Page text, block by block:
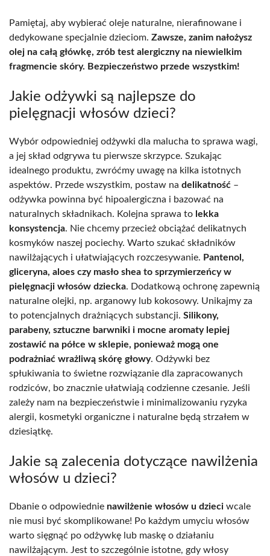
Pamiętaj, aby wybierać oleje naturalne, nierafinowane i
dedykowane specjalnie dzieciom. Zawsze, zanim nałożysz
olej na całą główkę, zrób test alergiczny na niewielkim
fragmencie skóry. Bezpieczeństwo przede wszystkim!
Jakie odżywki są najlepsze do
pielęgnacji włosów dzieci?
Wybór odpowiedniej odżywki dla malucha to sprawa wagi,
a jej skład odgrywa tu pierwsze skrzypce. Szukając
idealnego produktu, zwróćmy uwagę na kilka istotnych
aspektów. Przede wszystkim, postaw na delikatność –
odżywka powinna być hipoalergiczna i bazować na
naturalnych składnikach. Kolejna sprawa to lekka
konsystencja. Nie chcemy przecież obciążać delikatnych
kosmyków naszej pociechy. Warto szukać składników
nawilżających i ułatwiających rozczesywanie. Pantenol,
gliceryna, aloes czy masło shea to sprzymierzeńcy w
pielęgnacji włosów dziecka. Dodatkową ochronę zapewnią
naturalne olejki, np. arganowy lub kokosowy. Unikajmy za
to potencjalnych drażniących substancji. Silikony,
parabeny, sztuczne barwniki i mocne aromaty lepiej
zostawić na półce w sklepie, ponieważ mogą one
podrażniać wrażliwą skórę głowy. Odżywki bez
spłukiwania to świetne rozwiązanie dla zapracowanych
rodziców, bo znacznie ułatwiają codzienne czesanie. Jeśli
zależy nam na bezpieczeństwie i minimalizowaniu ryzyka
alergii, kosmetyki organiczne i naturalne będą strzałem w
dziesiątkę.
Jakie są zalecenia dotyczące nawilżenia
włosów u dzieci?
Dbanie o odpowiednie nawilżenie włosów u dzieci wcale
nie musi być skomplikowane! Po każdym umyciu włosów
warto sięgnąć po odżywkę lub maskę o działaniu
nawilżającym. Jest to szczególnie istotne, gdy włosy